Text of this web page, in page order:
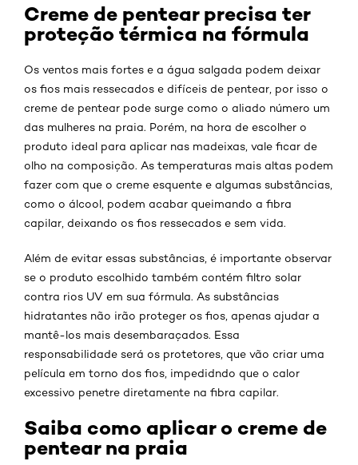
Creme de pentear precisa ter
proteção térmica na fórmula
Os ventos mais fortes e a água salgada podem deixar
os fios mais ressecados e difíceis de pentear, por isso o
creme de pentear pode surge como o aliado número um
das mulheres na praia. Porém, na hora de escolher o
produto ideal para aplicar nas madeixas, vale ficar de
olho na composição. As temperaturas mais altas podem
fazer com que o creme esquente e algumas substâncias,
como o álcool, podem acabar queimando a fibra
capilar, deixando os fios ressecados e sem vida.
Além de evitar essas substâncias, é importante observar
se o produto escolhido também contém filtro solar
contra rios UV em sua fórmula. As substâncias
hidratantes não irão proteger os fios, apenas ajudar a
mantê-los mais desembaraçados. Essa
responsabilidade será os protetores, que vão criar uma
película em torno dos fios, impedidndo que o calor
excessivo penetre diretamente na fibra capilar.
Saiba como aplicar o creme de
pentear na praia